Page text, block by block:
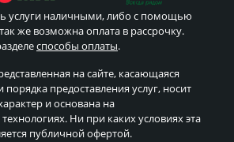
услуги наличными, либо с помощью
же возможна оплата в рассрочку.
способы оплаты.
на сайте, касающаяся
порядка предоставления услуг, носит
и основана на
Ни при каких условиях эта
публичной офертой.